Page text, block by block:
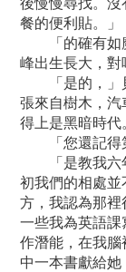
後慢慢尋找。
餐的便利貼。」
「的確有如魔
峰出生長大，對
「是的，」貝
張來自樹木，
得上是黑暗時代
「您還記得第
「是教我六年
初我們的相處
方，我認為那裡
一些我為英語課
作潛能，在我
中一本書獻給她